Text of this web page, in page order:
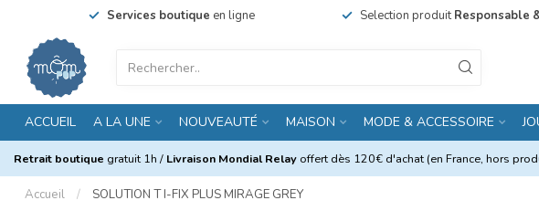
Services boutique en ligne Selection produitResponsable
ACCUEIL A LA UNE NOUVEAUTÉ MAISON MODE & ACCESSOIRE
Retrait boutique gratuit 1h / Livraison Mondial Relay offert dès 120€ d'achat (en France, hors
Accueil / SOLUTION T I-FIX PLUS MIRAGE GREY